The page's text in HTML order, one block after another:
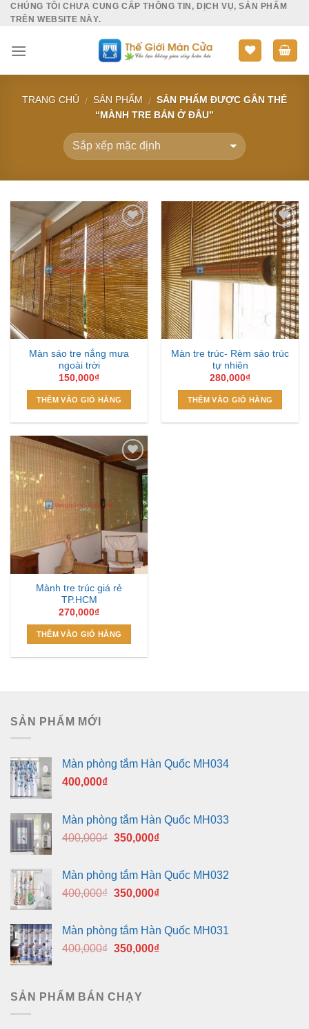
SkipCHÚNG TÔI CHƯA CUNG CẤP THÔNG TIN, DỊCH VỤ, SẢN PHẨM
TRÊN WEBSITE NÀY.
TRANG CHỦ / SẢN PHẨM / SẢN PHẨM ĐƯỢC GẮN THẺ
“MÀNH TRE BÁN Ở ĐÂU”
Add to
Wishlist
Màn sáo tre nắng mưa
ngoài trời
150,000₫
THÊM VÀO GIỎ HÀNG
Add to
Wishlist
Màn tre trúc- Rèm sáo trúc
tự nhiên
280,000₫
THÊM VÀO GIỎ HÀNG
Wishlist
Mành tre trúc giá rẻ
TP.HCM
270,000₫
THÊM VÀO GIỎ HÀNG
SẢN PHẨM MỚI
Màn phòng tắm Hàn Quốc MH034
400,000₫
Màn phòng tắm Hàn Quốc MH033
400,000₫ Giá
400,000₫.
350,000₫Giá
là:
350,000₫.
Màn phòng tắm Hàn Quốc MH032
400,000₫ Giá
400,000₫.
350,000₫Giá
là:
350,000₫.
Màn phòng tắm Hàn Quốc MH031
400,000₫ Giá
400,000₫.
350,000₫Giá
SẢN PHẨM BÁN CHẠY